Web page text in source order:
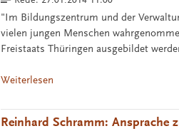
"Im Bildungszentrum und der
vielen jungen Menschen
Freistaats Thüringen ausgebildet
Weiterlesen
Reinhard Schramm: Ansprache